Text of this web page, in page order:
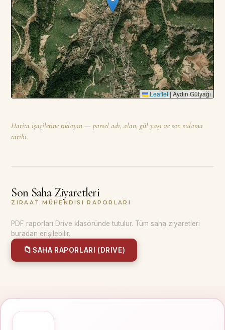
Leaflet|Aydın Gülyağı
Harita işaçiletine tıklayın — parsel adı, alan, gül yaşı ve son sulama
tarihi.
Son Saha Ziyaretleri
ZIRAAT MÜHENDISI RAPORLARI
PDF raporları Drive klasöründe tutulur. Tüm saha ziyaretleri
buradan erişilebilir.
📁 SAHA RAPORLARI (DRIVE)